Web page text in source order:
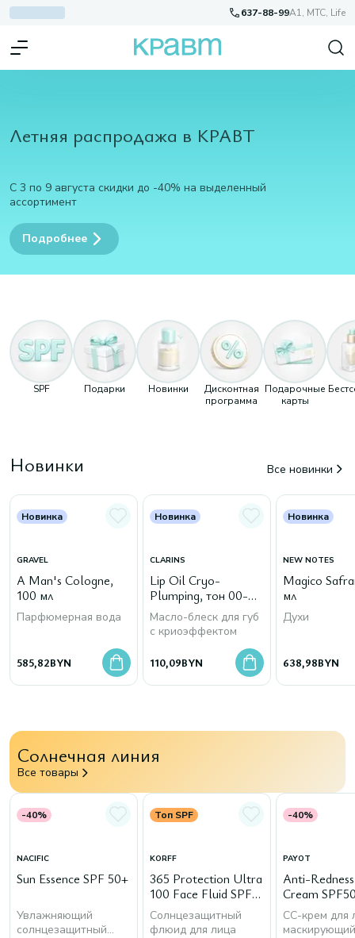
637-88-99A1, МТС, Life
Летняя распродажа в КРАВТ
С 3 по 9 августа скидки до -40% на выделенный
ассортимент
Подробнее
SPF Подарки Новинки
Дисконтная
программа
Подарочные
карты
Новинки Все новинки
Новинка
GRAVEL
A Man's Cologne,
100 мл
Парфюмерная вода
585,82BYN
Новинка
CLARINS
Lip Oil Cryo-
Plumping, тон 00-
Cryo Mint
Масло-блеск для губ
с криоэффектом
110,09BYN
Новинка
NEW NOTES
Magico
мл
Духи
638,98BYN
Солнечная линия
Все товары
-40%
NACIFIC
Sun Essence SPF 50+
Увлажняющий
солнцезащитный
Топ SPF
KORFF
365 Protection Ultra
100 Face Fluid SPF
50+
Солнцезащитный
флюид для лица
-40%
PAYOT
Anti-
Cream
СС-крем для
маскирующий